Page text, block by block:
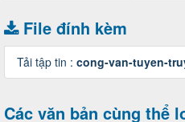
File đính kèm
Tải tập tin : cong-van-tuyen-
Các văn bản cùng thể